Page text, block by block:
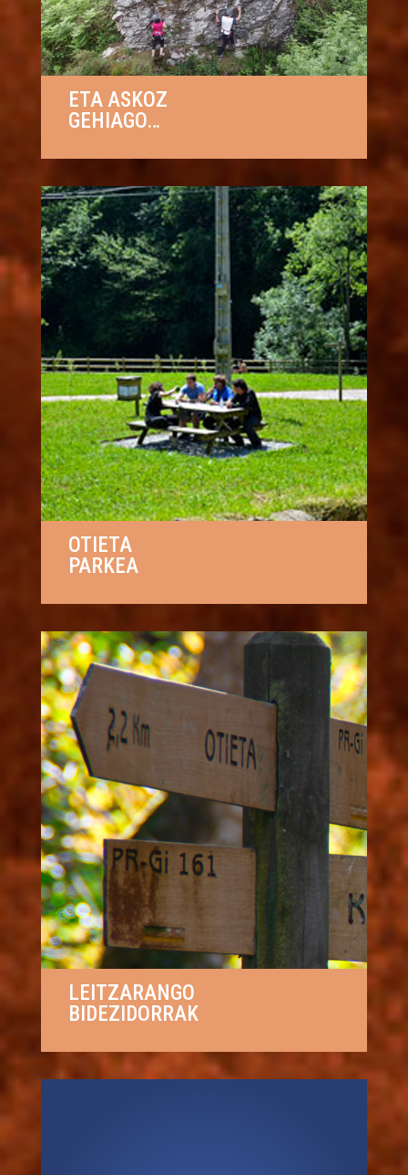
ETA ASKOZ
GEHIAGO…
OTIETA
PARKEA
LEITZARANGO
BIDEZIDORRAK